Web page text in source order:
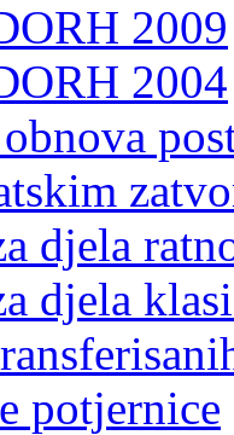
2009
2004
djela
djela
potjernice